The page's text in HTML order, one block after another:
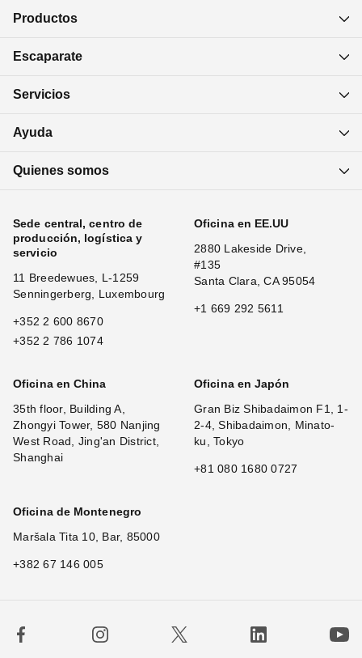
Productos
Escaparate
Servicios
Ayuda
Quienes somos
Sede central, centro de
producción, logística y
servicio
11 Breedewues, L-1259
Senningerberg, Luxembourg
+352 2 600 8670
+352 2 786 1074
Oficina en EE.UU
2880 Lakeside Drive,
#135
Santa Clara, CA 95054
+1 669 292 5611
Oficina en China
35th floor, Building A,
Zhongyi Tower, 580 Nanjing
West Road, Jing'an District,
Shanghai
Oficina en Japón
Gran Biz Shibadaimon F1, 1-
2-4, Shibadaimon, Minato-
ku, Tokyo
+81 080 1680 0727
Oficina de Montenegro
Maršala Tita 10, Bar, 85000
+382 67 146 005